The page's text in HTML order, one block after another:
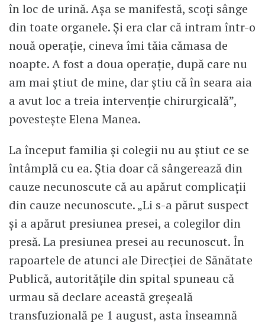
în loc de urină. Așa se manifestă, scoți sânge
din toate organele. Și era clar că intram într-o
nouă operație, cineva îmi tăia cămasa de
noapte. A fost a doua operație, după care nu
am mai știut de mine, dar știu că în seara aia
a avut loc a treia intervenție chirurgicală”,
povestește Elena Manea.
La început familia și colegii nu au știut ce se
întâmplă cu ea. Știa doar că sângerează din
cauze necunoscute că au apărut complicații
din cauze necunoscute. „Li s-a părut suspect
și a apărut presiunea presei, a colegilor din
presă. La presiunea presei au recunoscut. În
rapoartele de atunci ale Direcției de Sănătate
Publică, autoritățile din spital spuneau că
urmau să declare această greșeală
transfuzională pe 1 august, asta înseamnă